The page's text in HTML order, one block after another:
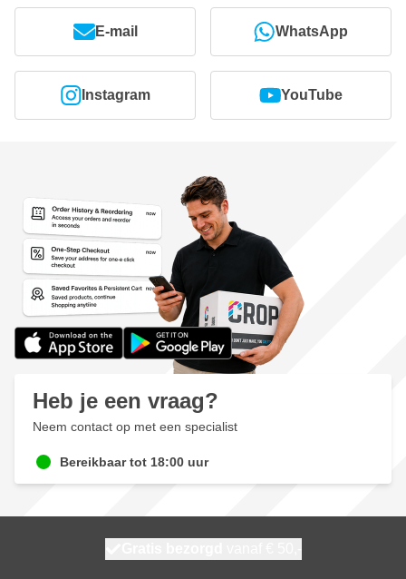
E-mail WhatsApp
Instagram YouTube
Heb je een vraag?
Neem contact op met een specialist
Bereikbaar tot 18:00 uur